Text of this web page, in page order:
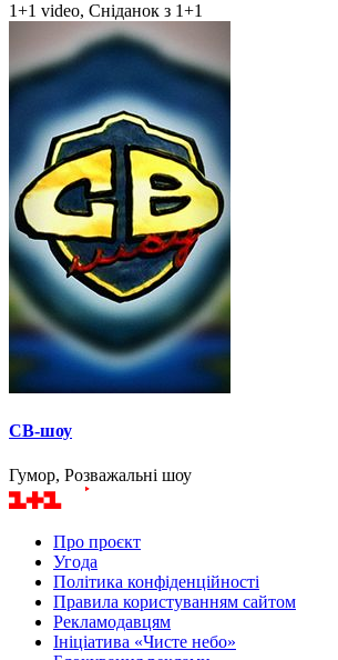
1+1 video, Сніданок з 1+1
СВ-шоу
Гумор, Розважальні шоу
Про проєкт
Угода
Політика конфіденційності
Правила користуванням сайтом
Рекламодавцям
Ініціатива «Чисте небо»